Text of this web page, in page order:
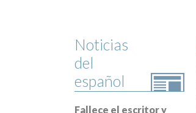
Noticias
del
español